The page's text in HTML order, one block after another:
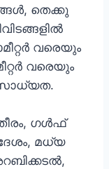
തെക്കു
വരെയും
വരെയും
സാധ്യത.
ഗൾഫ്
മധ്യ